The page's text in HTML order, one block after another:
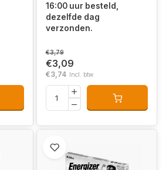
16:00 uur besteld,
dezelfde dag
verzonden.
€3,79
€3,09
€3,74 Incl. btw